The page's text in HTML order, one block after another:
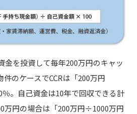
金を投資して毎年200万円のキャッ
のケースでCCRは「200万円
。自己資金は10年で回収できる計
万円の場合は「200万円÷1000万円